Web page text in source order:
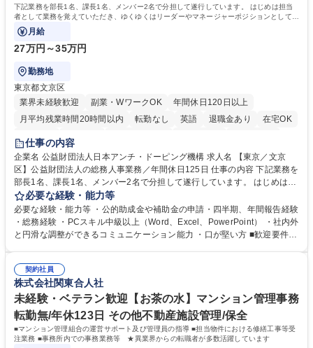
下記業務を部長1名、課長1名、メンバー2名で分担して遂行しています。 はじめは担当
者として業務を覚えていただき、ゆくゆくはリーダーやマネージャーポジションとして活
躍いただくことを期待しています。
月給
27万円～35万円
勤務地
東京都文京区
業界未経験歓迎
副業・WワークOK
年間休日120日以上
月平均残業時間20時間以内
転勤なし 英語 退職金あり
在宅OK
賞与あり
育休あり
食事補助あり
仕事の内容
企業名 公益財団法人日本アンチ・ドーピング機構 求人名 【東京／文京
区】公益財団法人の総務人事業務／年間休日125日 仕事の内容 下記業務を
部長1名、課長1名、メンバー2名で分担して遂行しています。 はじめは担
当者として業務を覚えていただき、ゆくゆくはリーダーやマネージャーポ
ジションとして活躍いただくことを期待しています。 【総務・人事グルー
プの業務内容】 ・人事制度関連 ・採用活動 ・教育研修の企画、実行 ・勤
怠管理 ・官公庁への各種提出 ・法定の会議運営（評議員会、理事会） ・
管理 ・福利厚生関連 ・職員からの問合せ、相談対応 ・その他日常の総務
業務全般 募集職種 【東京／文京区】公益財団法人の総務人事業務／年間
休日125日
必要な経験・能力等
必要な経験・能力等 ・公的助成金や補助金の申請・四半期、年間報告経験
・総務経験 ・PCスキル中級以上（Word、Excel、PowerPoint） ・社内外
と円滑な調整ができるコミュニケーション能力 ・口が堅い方 ■歓迎要件
契約社員
株式会社関東合人社
未経験・ベテラン歓迎【お茶の水】マンション管理事務
転勤無/年休123日 その他不動産施設管理/保全
■マンション管理組合の運営サポート及び管理員の指導 ■担当物件における修繕工事等受
注業務 ■事務所内での事務業務等 ★異業界からの転職者が多数活躍しています